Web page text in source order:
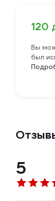
120
Вы
был
5